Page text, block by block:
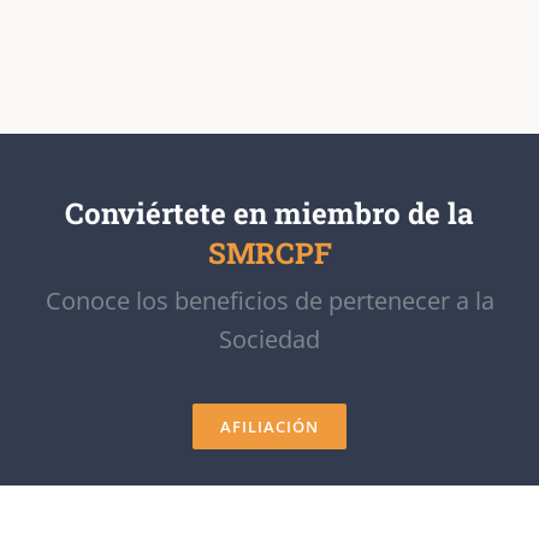
Conviértete en miembro de la
SMRCPF
Conoce los beneficios de pertenecer a la
Sociedad
AFILIACIÓN